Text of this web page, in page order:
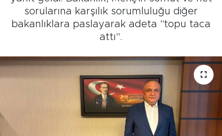
sorularına karşılık sorumluluğu diğer
bakanlıklara paslayarak adeta "topu taca
attı".